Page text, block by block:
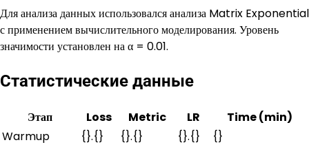
Для анализа данных использовался анализа Matrix Exponential
с применением вычислительного моделирования. Уровень
значимости установлен на α = 0.01.
Статистические данные
Этап Loss Metric LR
Time (min)
Warmup
{}.{} {}.{} {}.{}
{}